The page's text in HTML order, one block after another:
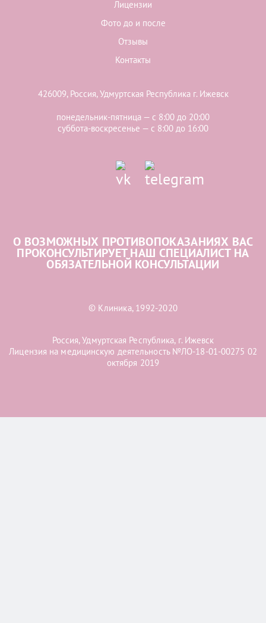
Лицензии
Фото до и после
Отзывы
Контакты
426009, Россия, Удмуртская Республика г. Ижевск
понедельник-пятница — с 8:00 до 20:00
суббота-воскресенье — с 8:00 до 16:00
О ВОЗМОЖНЫХ ПРОТИВОПОКАЗАНИЯХ ВАС
ПРОКОНСУЛЬТИРУЕТ НАШ СПЕЦИАЛИСТ НА
ОБЯЗАТЕЛЬНОЙ КОНСУЛЬТАЦИИ
© Клиника, 1992-2020
Россия, Удмуртская Республика, г. Ижевск
Лицензия на медицинскую деятельность №ЛО-18-01-00275 02
октября 2019